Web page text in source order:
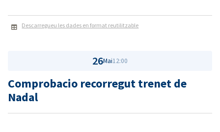
Descarregueu les dades en format reutilitzable
26Mai12:00
Comprobacio recorregut trenet de
Nadal